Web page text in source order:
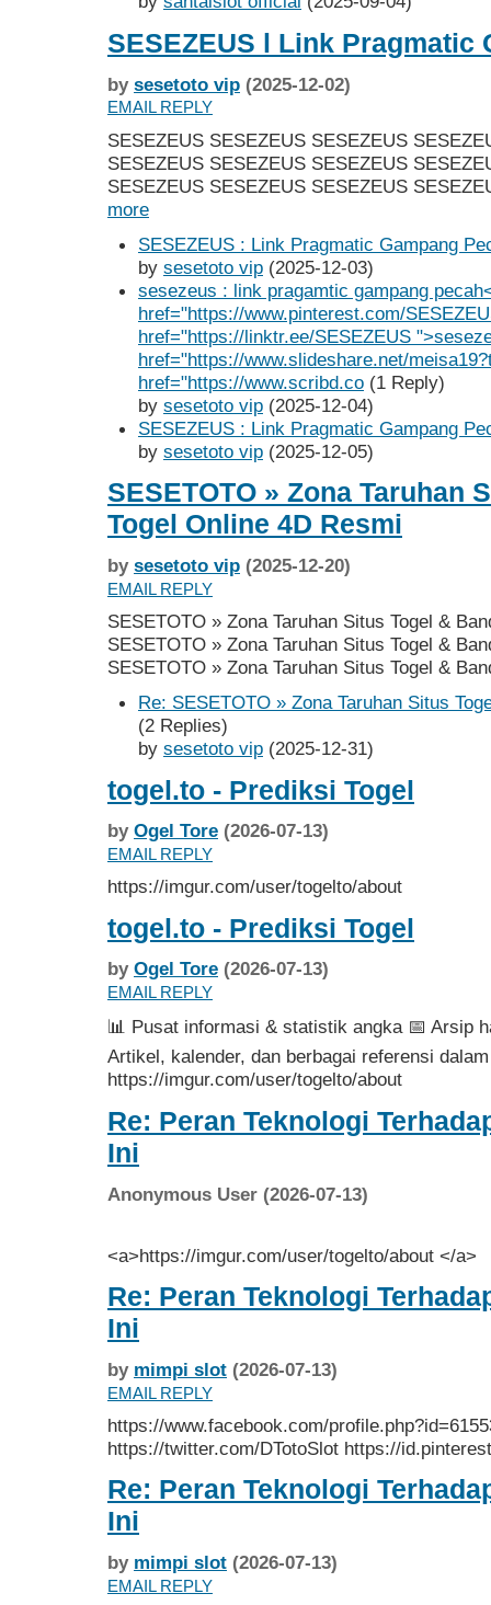
SESEZEUS l Link Pragmatic
by sesetoto vip (2025-12-02)
EMAIL REPLY
SESEZEUS SESEZEUS SESEZEUS
SESEZEUS SESEZEUS SESEZEUS
SESEZEUS SESEZEUS SESEZEUS
more
SESEZEUS : Link Pragmatic Gampang
by sesetoto vip (2025-12-03)
sesezeus : link pragamtic gampang
href="https://www.pinterest.com/
href="https://linktr.ee/SESEZEUS
href="https://www.slideshare.net/
href="https://www.scribd.co (1 Reply)
by sesetoto vip (2025-12-04)
SESEZEUS : Link Pragmatic Gampang
by sesetoto vip (2025-12-05)
SESETOTO » Zona Taruhan
Togel Online 4D Resmi
by sesetoto vip (2025-12-20)
EMAIL REPLY
SESETOTO » Zona Taruhan Situs Togel &
SESETOTO » Zona Taruhan Situs Togel &
SESETOTO » Zona Taruhan Situs Togel &
Re: SESETOTO » Zona Taruhan Situs
(2 Replies)
by sesetoto vip (2025-12-31)
togel.to - Prediksi Togel
by Ogel Tore (2026-07-13)
EMAIL REPLY
https://imgur.com/user/togelto/about
togel.to - Prediksi Togel
by Ogel Tore (2026-07-13)
EMAIL REPLY
📊 Pusat informasi & statistik angka 📅 Arsip
Artikel, kalender, dan berbagai referensi
https://imgur.com/user/togelto/about
Re: Peran Teknologi
Ini
Anonymous User (2026-07-13)
<a>https://imgur.com/user/togelto/about </a>
Re: Peran Teknologi
Ini
by mimpi slot (2026-07-13)
EMAIL REPLY
https://www.facebook.com/
https://twitter.com/DTotoSlot https://
Re: Peran Teknologi
Ini
by mimpi slot (2026-07-13)
EMAIL REPLY